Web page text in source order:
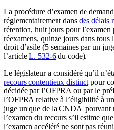
La procédure d’examen de
réglementairement dans des délais
rétention, huit jours pour
réexamens, quinze jours dans tous
droit d’asile (5 semaines par un
l’article L. 532-6 du code).
Le législateur a considéré qu’il
recours contentieux distinctpour
décidée par l’OFPRA ou par le
l’OFPRA relative à l’éligibilité à
juge unique de la CNDA pouvant
l’examen du recours s’il estime
l’examen accéléré ne sont pas